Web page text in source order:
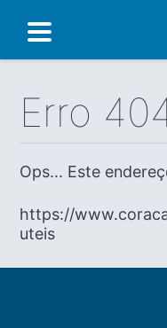
Erro
Ops... Este
https://
uteis